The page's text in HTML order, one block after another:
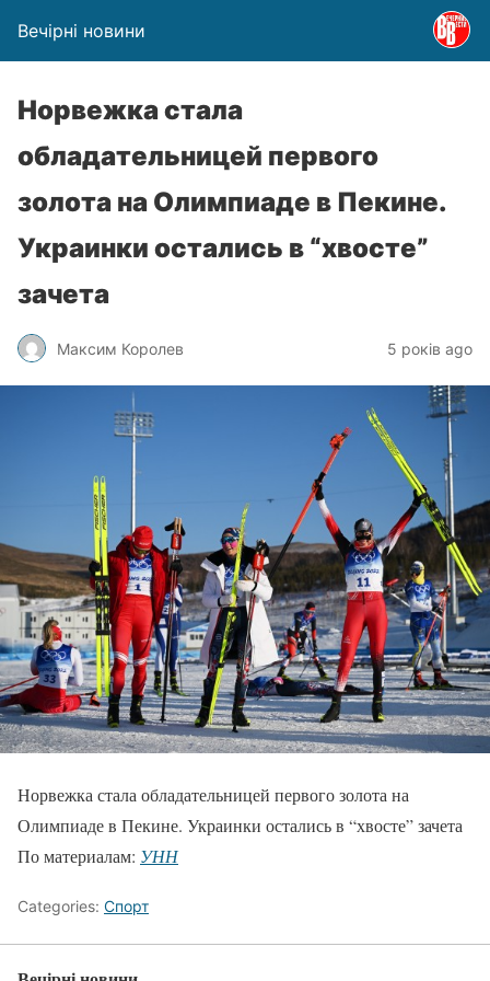
Вечірні новини
Норвежка стала
обладательницей первого
золота на Олимпиаде в Пекине.
Украинки остались в “хвосте”
зачета
Максим Королев 5 років ago
Норвежка стала обладательницей первого золота на
Олимпиаде в Пекине. Украинки остались в “хвосте” зачета
По материалам: УНН
Categories: Спорт